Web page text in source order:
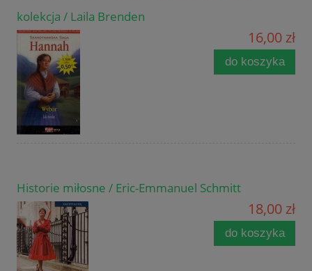
kolekcja / Laila Brenden
16,00 zł
do koszyka
Historie miłosne / Eric-Emmanuel Schmitt
18,00 zł
do koszyka